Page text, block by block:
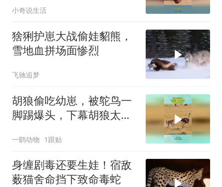
小奇说生活
猞猁护崽大战偷娃貂熊，
雪地血拼场面惨烈
飞驰追梦
胡狼偷吃幼崽，被鸵鸟一
脚踢爆头，下幕胡狼太惨
一鹞动物 1跟贴
身缠剧毒还要生娃！宿敌
薮猫舍命挡下致命毒蛇